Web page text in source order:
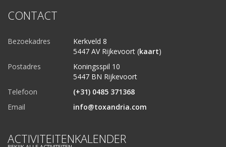
CONTACT
Bezoekadres
Kerkveld 8
5447 AV Rijkevoort (kaart)
Postadres
Koningsspil 10
5447 BN Rijkevoort
Telefoon
(+31) 0485 371368
Email
info@toxandria.com
ACTIVITEITENKALENDER